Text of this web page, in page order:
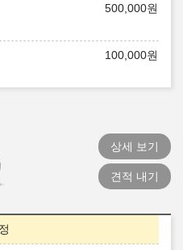
500,000원
100,000원
상세 보기
견적 내기